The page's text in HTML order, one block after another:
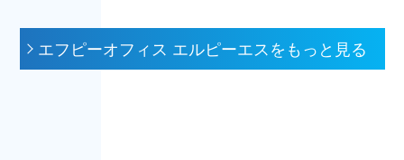
エフピーオフィス エルピーエスをもっと見る